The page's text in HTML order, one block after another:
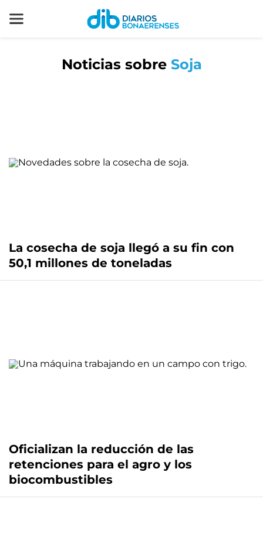
Noticias sobre Soja
La cosecha de soja llegó a su fin con
50,1 millones de toneladas
Oficializan la reducción de las
retenciones para el agro y los
biocombustibles